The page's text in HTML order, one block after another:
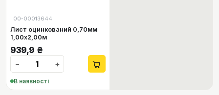
00-00013644
Лист оцинкований 0,70мм
1,00х2,00м
939,9 ₴
−
+
В наявності